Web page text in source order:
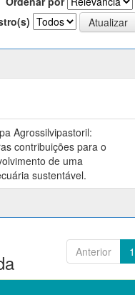
Agrossilvipastoril:
contribuições para o
de uma
sustentável.
Anterior 1